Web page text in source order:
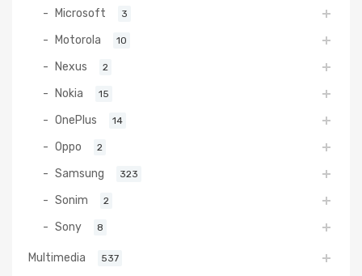
Microsoft 3
Motorola 10
Nexus 2
Nokia 15
OnePlus 14
Oppo 2
Samsung 323
Sonim 2
Sony 8
Multimedia 537